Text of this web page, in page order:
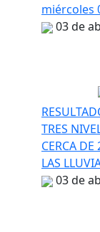
miércoles
03 de
TRES
CERCA
LAS
03 de